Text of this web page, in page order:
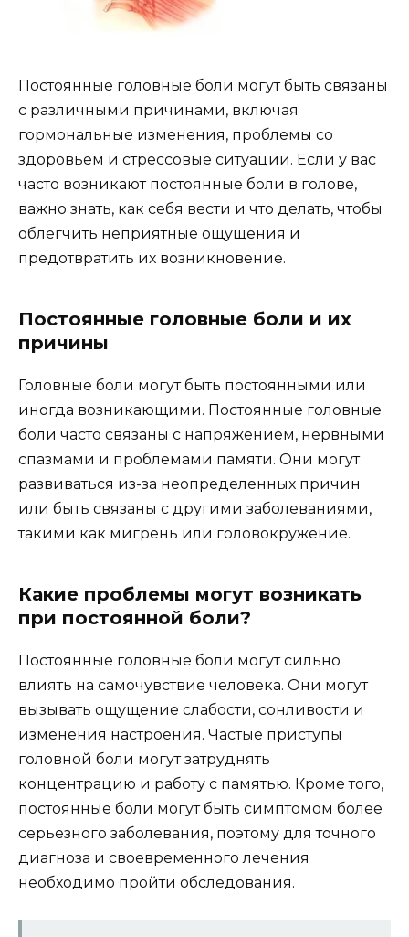
Постоянные головные боли могут быть связаны
с различными причинами, включая
гормональные изменения, проблемы со
здоровьем и стрессовые ситуации. Если у вас
часто возникают постоянные боли в голове,
важно знать, как себя вести и что делать, чтобы
облегчить неприятные ощущения и
предотвратить их возникновение.
Постоянные головные боли и их
причины
Головные боли могут быть постоянными или
иногда возникающими. Постоянные головные
боли часто связаны с напряжением, нервными
спазмами и проблемами памяти. Они могут
развиваться из-за неопределенных причин
или быть связаны с другими заболеваниями,
такими как мигрень или головокружение.
Какие проблемы могут возникать
при постоянной боли?
Постоянные головные боли могут сильно
влиять на самочувствие человека. Они могут
вызывать ощущение слабости, сонливости и
изменения настроения. Частые приступы
головной боли могут затруднять
концентрацию и работу с памятью. Кроме того,
постоянные боли могут быть симптомом более
серьезного заболевания, поэтому для точного
диагноза и своевременного лечения
необходимо пройти обследования.